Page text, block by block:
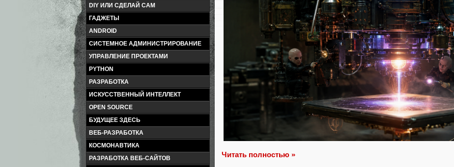
DIY ИЛИ СДЕЛАЙ САМ
ГАДЖЕТЫ
ANDROID
СИСТЕМНОЕ АДМИНИСТРИРОВАНИЕ
УПРАВЛЕНИЕ ПРОЕКТАМИ
PYTHON
РАЗРАБОТКА
ИСКУССТВЕННЫЙ ИНТЕЛЛЕКТ
OPEN SOURCE
БУДУЩЕЕ ЗДЕСЬ
ВЕБ-РАЗРАБОТКА
КОСМОНАВТИКА
РАЗРАБОТКА ВЕБ-САЙТОВ
Читать полностью »